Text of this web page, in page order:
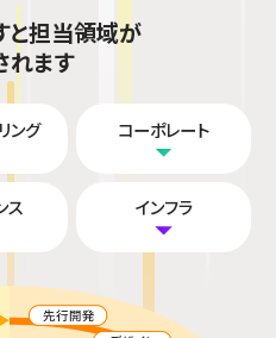
と担当領域が
れます
ング コーポレート
ス インフラ